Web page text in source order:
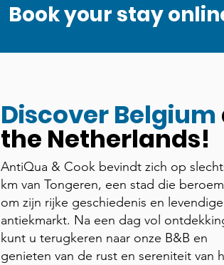
Book your stay
Discover Belgium
the Netherlands!
AntiQua & Cook bevindt zich op
km van Tongeren, een stad die
om zijn rijke geschiedenis en levendige
antiekmarkt. Na een dag vol
kunt u terugkeren naar onze B&B en
genieten van de rust en sereniteit van